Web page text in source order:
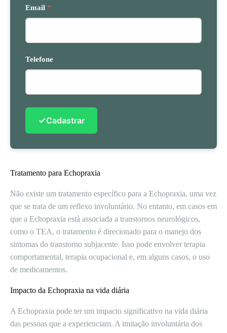
Email *
Telefone
✓Cadastrar
Tratamento para Echopraxia
Não existe um tratamento específico para a Echopraxia, uma vez
que se trata de um reflexo involuntário. No entanto, em casos em
que a Echopraxia está associada a transtornos neurológicos,
como o TEA, o tratamento é direcionado para o manejo dos
sintomas do transtorno subjacente. Isso pode envolver terapia
comportamental, terapia ocupacional e, em alguns casos, o uso
de medicamentos.
Impacto da Echopraxia na vida diária
A Echopraxia pode ter um impacto significativo na vida diária
das pessoas que a experienciam. A imitação involuntária dos